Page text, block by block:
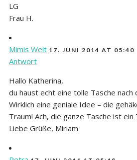
LG
Frau H.
Mimis Welt 17. JUNI 2014 AT 05:40
Antwort
Hallo Katherina,
du haust echt eine tolle Tasche nach
Wirklich eine geniale Idee – die
Traum! Ach, die ganze Tasche ist
Liebe Grüße, Miriam